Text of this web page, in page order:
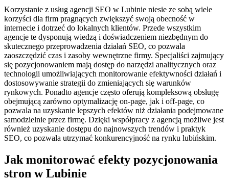
Korzystanie z usług agencji SEO w Lubinie niesie ze sobą wiele
korzyści dla firm pragnących zwiększyć swoją obecność w
internecie i dotrzeć do lokalnych klientów. Przede wszystkim
agencje te dysponują wiedzą i doświadczeniem niezbędnym do
skutecznego przeprowadzenia działań SEO, co pozwala
zaoszczędzić czas i zasoby wewnętrzne firmy. Specjaliści zajmujący
się pozycjonowaniem mają dostęp do narzędzi analitycznych oraz
technologii umożliwiających monitorowanie efektywności działań i
dostosowywanie strategii do zmieniających się warunków
rynkowych. Ponadto agencje często oferują kompleksową obsługę
obejmującą zarówno optymalizację on-page, jak i off-page, co
pozwala na uzyskanie lepszych efektów niż działania podejmowane
samodzielnie przez firmę. Dzięki współpracy z agencją możliwe jest
również uzyskanie dostępu do najnowszych trendów i praktyk
SEO, co pozwala utrzymać konkurencyjność na rynku lubińskim.
Jak monitorować efekty pozycjonowania
stron w Lubinie